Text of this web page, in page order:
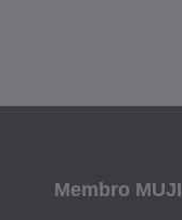
Membro MUJI